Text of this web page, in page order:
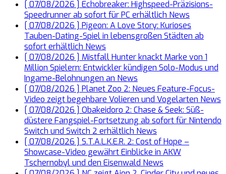
[ 07/08/2026 ] Echobreaker: Highspeed-Präzisions-
Speedrunner ab sofort für PC erhältlich News
[ 07/08/2026 ] Pigeon: A Love Story: Kurioses
Tauben-Dating-Spiel in lebensgroßen Städten ab
sofort erhältlich News
[ 07/08/2026 ] Mistfall Hunter knackt Marke von 1
Million Spielern: Entwickler kündigen Solo-Modus und
Ingame-Belohnungen an News
[ 07/08/2026 ] Planet Zoo 2: Neues Feature-Focus-
Video zeigt begehbare Volieren und Vogelarten News
[ 07/08/2026 ] Obakeidoro 2: Chase & Seek: Süß-
düstere Fangspiel-Fortsetzung ab sofort für Nintendo
Switch und Switch 2 erhältlich News
[ 07/08/2026 ] S.T.A.L.K.E.R. 2: Cost of Hope –
Showcase-Video gewährt Einblicke in AKW
Tschernobyl und den Eisenwald News